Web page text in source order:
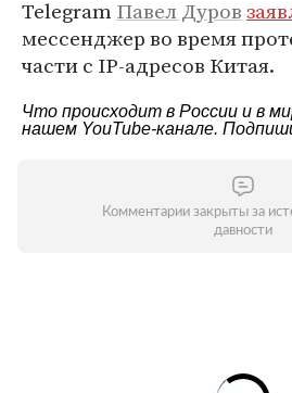
TelegramПавел Дуров
мессенджер во время
части с IP-адресов Китая.
Что происходит в России и в
нашем YouTube-канале.
Комментарии закрыты за
давности